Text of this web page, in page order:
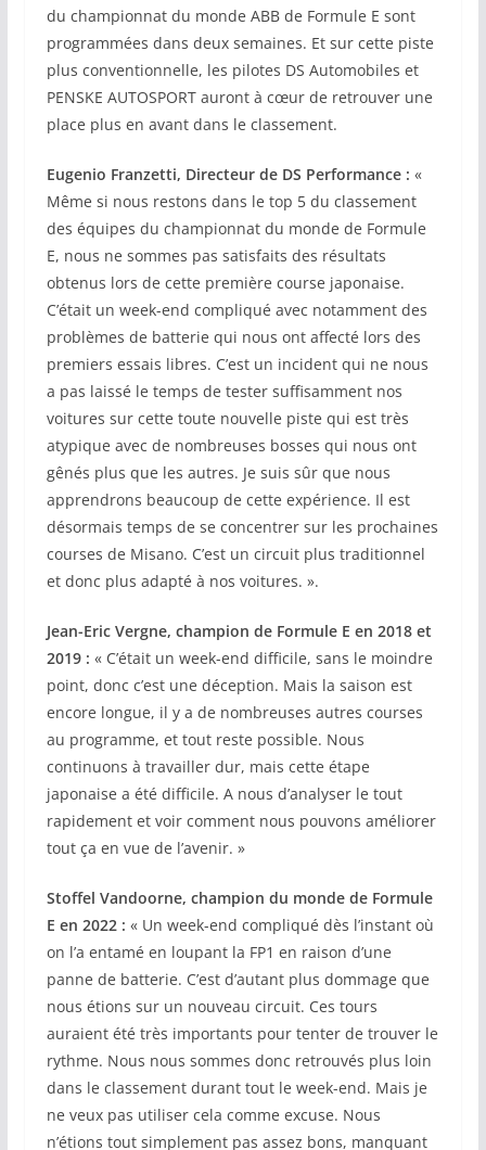
du championnat du monde ABB de Formule E sont
programmées dans deux semaines. Et sur cette piste
plus conventionnelle, les pilotes DS Automobiles et
PENSKE AUTOSPORT auront à cœur de retrouver une
place plus en avant dans le classement.
Eugenio Franzetti, Directeur de DS Performance : «
Même si nous restons dans le top 5 du classement
des équipes du championnat du monde de Formule
E, nous ne sommes pas satisfaits des résultats
obtenus lors de cette première course japonaise.
C’était un week-end compliqué avec notamment des
problèmes de batterie qui nous ont affecté lors des
premiers essais libres. C’est un incident qui ne nous
a pas laissé le temps de tester suffisamment nos
voitures sur cette toute nouvelle piste qui est très
atypique avec de nombreuses bosses qui nous ont
gênés plus que les autres. Je suis sûr que nous
apprendrons beaucoup de cette expérience. Il est
désormais temps de se concentrer sur les prochaines
courses de Misano. C’est un circuit plus traditionnel
et donc plus adapté à nos voitures. ».
Jean-Eric Vergne, champion de Formule E en 2018 et
2019 : « C’était un week-end difficile, sans le moindre
point, donc c’est une déception. Mais la saison est
encore longue, il y a de nombreuses autres courses
au programme, et tout reste possible. Nous
continuons à travailler dur, mais cette étape
japonaise a été difficile. A nous d’analyser le tout
rapidement et voir comment nous pouvons améliorer
tout ça en vue de l’avenir. »
Stoffel Vandoorne, champion du monde de Formule
E en 2022 : « Un week-end compliqué dès l’instant où
on l’a entamé en loupant la FP1 en raison d’une
panne de batterie. C’est d’autant plus dommage que
nous étions sur un nouveau circuit. Ces tours
auraient été très importants pour tenter de trouver le
rythme. Nous nous sommes donc retrouvés plus loin
dans le classement durant tout le week-end. Mais je
ne veux pas utiliser cela comme excuse. Nous
n’étions tout simplement pas assez bons, manquant